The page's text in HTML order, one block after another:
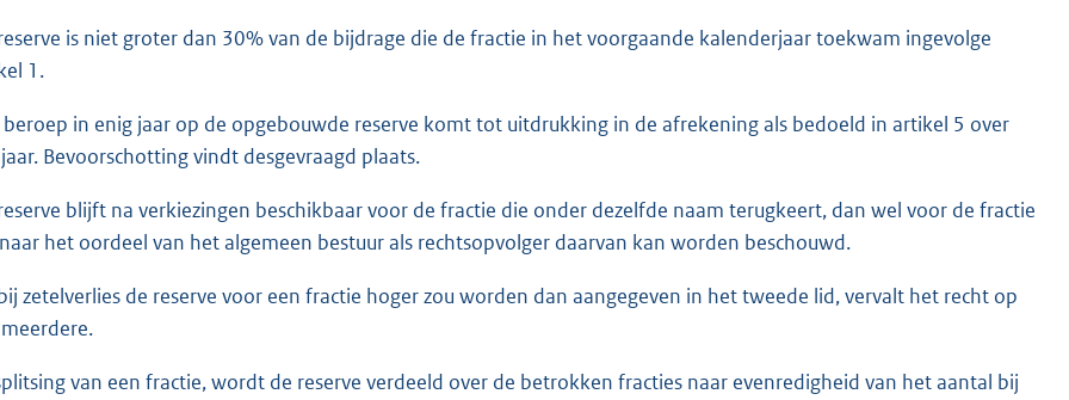
is niet groter dan 30% van de bijdrage die de fractie in het voorgaande kalenderjaar toekwam ingevolge
1.
beroep in enig jaar op de opgebouwde reserve komt tot uitdrukking in de afrekening als bedoeld in artikel 5 over
Bevoorschotting vindt desgevraagd plaats.
blijft na verkiezingen beschikbaar voor de fractie die onder dezelfde naam terugkeert, dan wel voor de fractie
het oordeel van het algemeen bestuur als rechtsopvolger daarvan kan worden beschouwd.
zetelverlies de reserve voor een fractie hoger zou worden dan aangegeven in het tweede lid, vervalt het recht op
van een fractie, wordt de reserve verdeeld over de betrokken fracties naar evenredigheid van het aantal bij